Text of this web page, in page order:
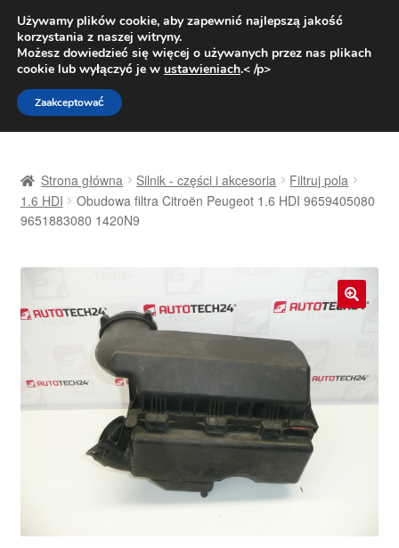
DOSTAWA od 31 zł
Pn.-pt. 9:00-16:00800 003 167
Przejdź
do
nawigacji
Przejdź
do
treści
Dostawa
O nas
Polityka prywatności
Strona główna Silnik - części i akcesoria
Filtruj pola
1.6 HDI
Obudowa filtra Citroën Peugeot 1.6 HDI 9659405080
9651883080 1420N9
Używamy plików cookie, aby zapewnić najlepszą jakość
korzystania z naszej witryny.
Możesz dowiedzieć się więcej o używanych przez nas plikach
cookie lub wyłączyć je w ustawieniach.< /p>
Zaakceptować